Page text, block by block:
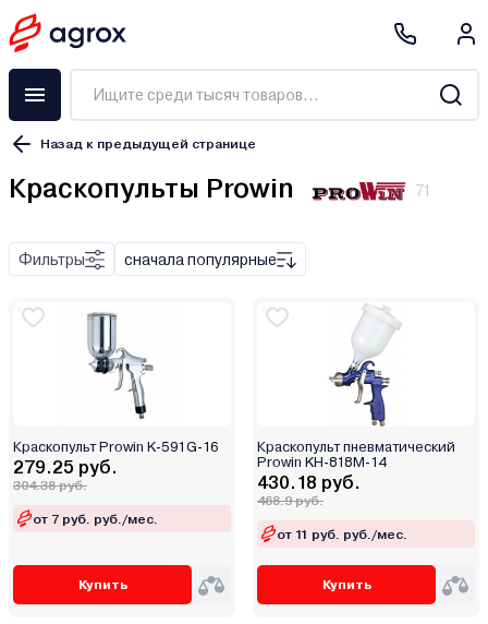
Назад к предыдущей странице
Краскопульты Prowin
71
Краскопульт
Покрасочная станция
Аэрограф
Электрический
Аккумуляторный
Набор инструмента
Поворотный механизм
Фильтры сначала популярные
Краскопульт Prowin K-591G-16
279.25 руб.
304.38 руб.
от 7 руб. руб./мес.
Купить
Краскопульт пневматический
Prowin KH-818M-14
430.18 руб.
468.9 руб.
от 11 руб. руб./мес.
Купить